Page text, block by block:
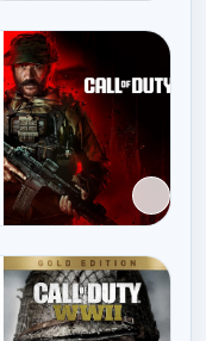
برای افزودن وارد شوید